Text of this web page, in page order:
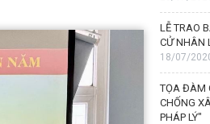
LỄ TRAO
CỬ NHÂN
18/07/
TỌA ĐÀM
CHỐNG
PHÁP LÝ"